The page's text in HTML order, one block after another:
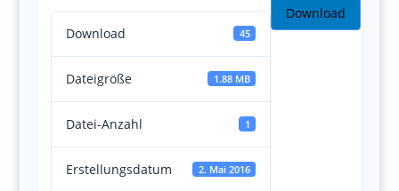
Download
Download
45
Dateigröße 1.88 MB
Datei-Anzahl 1
Erstellungsdatum 2. Mai 2016